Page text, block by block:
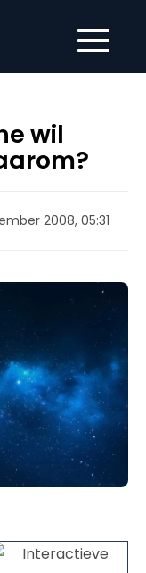
wil
2008, 05:31